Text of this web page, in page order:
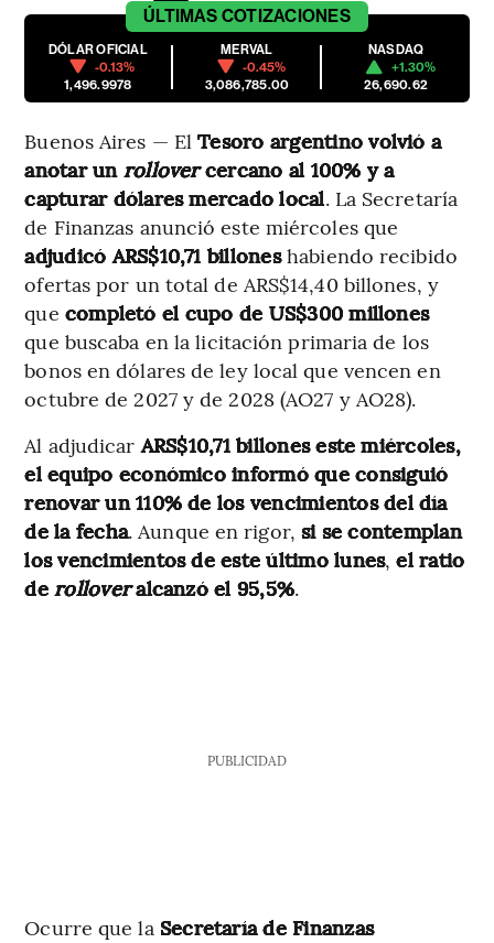
ÚLTIMAS COTIZACIONES
DÓLAR OFICIAL
-0.13%
1,496.9978
MERVAL
-0.45%
3,086,785.00
NASDAQ
+1.30%
26,690.62
Buenos Aires — ElTesoro argentino volvió a
anotar un rollovercercano al 100% y a
capturar dólares mercado local. La Secretaría
de Finanzas anunció este miércoles que
adjudicó ARS$10,71 billoneshabiendo recibido
ofertas por un total de ARS$14,40 billones, y
que completó el cupo de US$300 millones
que buscaba en la licitación primaria de los
bonos en dólares de ley local que vencen en
octubre de 2027 y de 2028 (AO27 y AO28).
Al adjudicarARS$10,71 billones este miércoles,
el equipo económico informó que consiguió
renovar un 110% de los vencimientos del día
de la fecha. Aunque en rigor, si se contemplan
los vencimientos de este último lunes,el ratio
de rolloveralcanzó el 95,5%.
PUBLICIDAD
Ocurre que la Secretaría de Finanzas